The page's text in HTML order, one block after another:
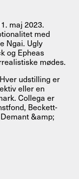
maj 2023.
med
Ngai. Ugly
og Epheas
mødes.
udstilling er
eller en
Collega er
Beckett-
&amp;